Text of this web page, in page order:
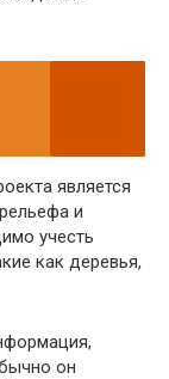
является
и
учесть
как деревья,
он